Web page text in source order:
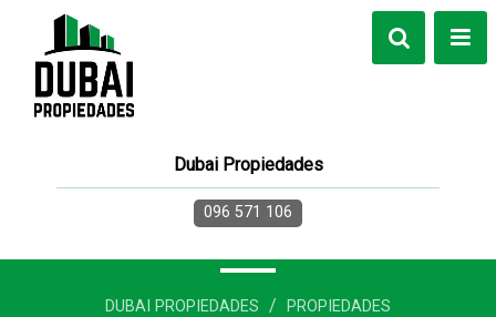
Dubai Propiedades
096 571 106
DUBAI PROPIEDADES / PROPIEDADES